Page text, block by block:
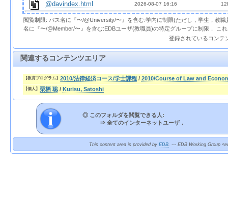
@davindex.html 2026-08-07 16:16
閲覧制限: パス名に『〜/@University/〜』を含む:学内に制限(ただし，学生，教
名に『〜/@Member/〜』を含む:EDBユーザ(教職員)の特定グループに制限． こ
登録されているコンテ
関連するコンテンツエリア
【教育プログラム】 2010/法律経済コース/学士課程 / 2010/Course of Law and
【個人】 栗栖 聡 / Kurisu, Satoshi
◎ このフォルダを閲覧できる人:
⇒ 全てのインターネットユーザ．
This content area is provided by EDB. --- EDB Working Group